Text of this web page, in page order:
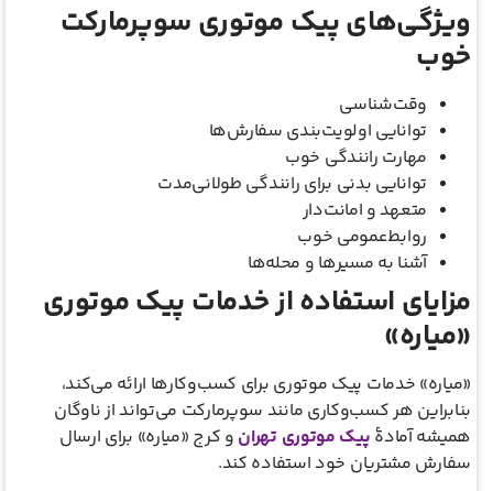
ویژگی‌های پیک موتوری سوپرمارکت
خوب
وقت‌شناسی
توانایی اولویت‌بندی سفارش‌ها
مهارت رانندگی خوب
توانایی بدنی برای رانندگی طولانی‌مدت
متعهد و امانت‌دار
روابط‌عمومی خوب
آشنا به مسیرها و محله‌ها
مزایای استفاده از خدمات پیک موتوری
«میاره»
«میاره» خدمات پیک موتوری برای کسب‌وکارها ارائه می‌کند،
بنابراین هر کسب‌وکاری مانند سوپرمارکت می‌تواند از ناوگان
همیشه آمادۀ پیک موتوری تهران و کرج «میاره» برای ارسال
سفارش مشتریان خود استفاده کند.